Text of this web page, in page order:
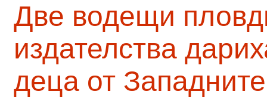
Две водещи
издателства
деца от